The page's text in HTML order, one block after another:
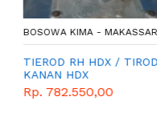
BOSOWA KIMA - MAKASSAR
TIEROD RH HDX / TIROD
KANAN HDX
Rp. 782.550,00